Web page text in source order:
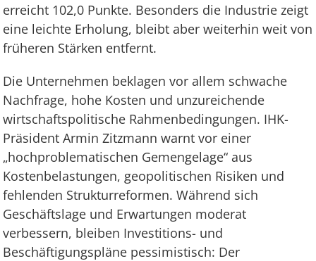
erreicht 102,0 Punkte. Besonders die Industrie zeigt
eine leichte Erholung, bleibt aber weiterhin weit von
früheren Stärken entfernt.
Die Unternehmen beklagen vor allem schwache
Nachfrage, hohe Kosten und unzureichende
wirtschaftspolitische Rahmenbedingungen. IHK-
Präsident Armin Zitzmann warnt vor einer
„hochproblematischen Gemengelage“ aus
Kostenbelastungen, geopolitischen Risiken und
fehlenden Strukturreformen. Während sich
Geschäftslage und Erwartungen moderat
verbessern, bleiben Investitions- und
Beschäftigungspläne pessimistisch: Der